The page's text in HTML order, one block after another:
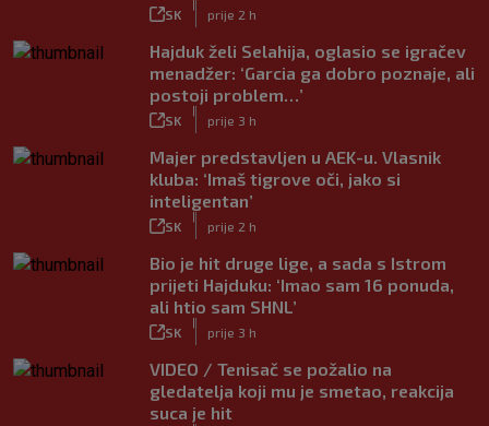
SK prije 2 h
Hajduk želi Selahija, oglasio se igračev
menadžer: ‘Garcia ga dobro poznaje, ali
postoji problem…’
SK prije 3 h
Majer predstavljen u AEK-u. Vlasnik
kluba: ‘Imaš tigrove oči, jako si
inteligentan’
SK prije 2 h
Bio je hit druge lige, a sada s Istrom
prijeti Hajduku: ‘Imao sam 16 ponuda,
ali htio sam SHNL’
SK prije 3 h
VIDEO / Tenisač se požalio na
gledatelja koji mu je smetao, reakcija
suca je hit